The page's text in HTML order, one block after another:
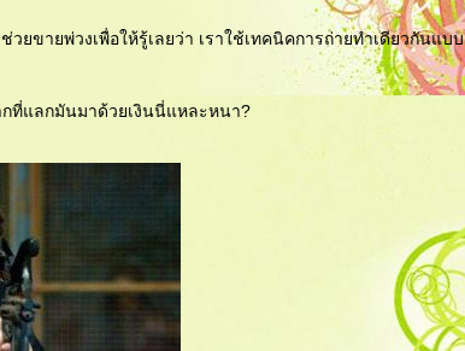
วยขายพ่วงเพื่อให้รู้เลยว่า เราใช้เทคนิคการถ่ายทำเดียวกันแบบ
ที่แลกมันมาด้วยเงินนี่แหละหนา?